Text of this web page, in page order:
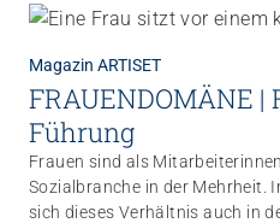
deutlich, dass sich ein Wandel
Magazin ARTISET
FRAUENDOMÄNE
Führung
Frauen sind als
Sozialbranche in der Mehrheit.
sich dieses Verhältnis auch in